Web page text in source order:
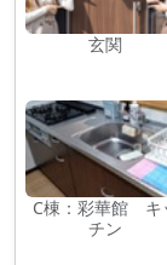
玄関
C棟：彩華館 キ
チン